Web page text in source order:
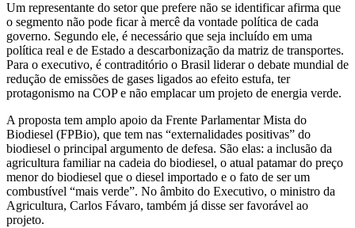
Um representante do setor que prefere não se identificar afirma que
o segmento não pode ficar à mercê da vontade política de cada
governo. Segundo ele, é necessário que seja incluído em uma
política real e de Estado a descarbonização da matriz de transportes.
Para o executivo, é contraditório o Brasil liderar o debate mundial de
redução de emissões de gases ligados ao efeito estufa, ter
protagonismo na COP e não emplacar um projeto de energia verde.
A proposta tem amplo apoio da Frente Parlamentar Mista do
Biodiesel (FPBio), que tem nas “externalidades positivas” do
biodiesel o principal argumento de defesa. São elas: a inclusão da
agricultura familiar na cadeia do biodiesel, o atual patamar do preço
menor do biodiesel que o diesel importado e o fato de ser um
combustível “mais verde”. No âmbito do Executivo, o ministro da
Agricultura, Carlos Fávaro, também já disse ser favorável ao
projeto.